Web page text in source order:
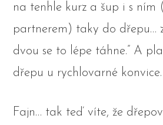
na tenhle kurz a šup i s ním
partnerem) taky do dřepu…
dvou se to lépe táhne.” A
dřepu u rychlovarné konvice.
Fajn… tak teď víte, že